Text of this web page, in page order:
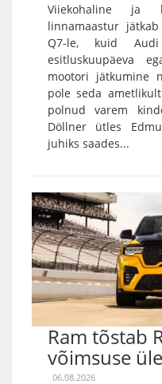
Viiekohaline ja
linnamaastur
Q7-le, kuid
esitluskuupäeva
mootori jätkumine
pole seda
polnud varem
Döllner ütles
juhiks saades...
Ram tõstab
võimsuse
06.08.2026